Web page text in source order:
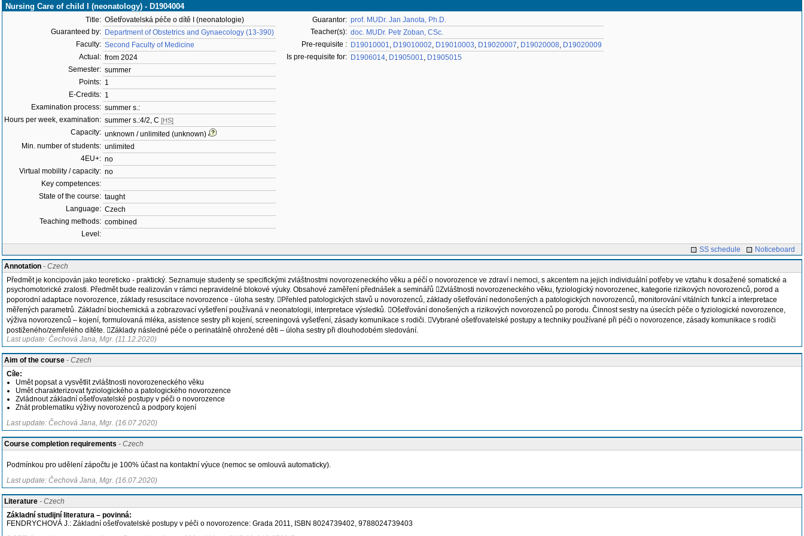
Nursing Care of child I (neonatology) - D1904004
Title: Ošetřovatelská péče o dítě I (neonatologie)
Guaranteed by: Department of Obstetrics and Gynaecology (13-390)
Faculty: Second Faculty of Medicine
Actual: from 2024
Semester: summer
Points: 1
E-Credits: 1
Examination process: summer s.:
Hours per week, examination: summer s.:4/2, C [HS]
Capacity: unknown / unlimited (unknown)
Min. number of students: unlimited
4EU+: no
Virtual mobility / capacity: no
Key competences:
State of the course: taught
Language: Czech
Teaching methods: combined
Level:
Guarantor: prof. MUDr. Jan Janota, Ph.D.
Teacher(s): doc. MUDr. Petr Zoban, CSc.
Pre-requisite : D19010001, D19010002, D19010003, D19020007, D19020008, D19020009
Is pre-requisite for: D1906014, D1905001, D1905015
SS schedule
Noticeboard
Annotation - Czech
Předmět je koncipován jako teoreticko - praktický. Seznamuje studenty se specifickými zvláštnostmi novorozeneckého věku a péčí o novorozence ve zdraví i nemoci, s akcentem na jejich individuální potřeby ve vztahu k dosažené somatické a
psychomotorické zralosti. Předmět bude realizován v rámci nepravidelné blokové výuky. Obsahové zaměření přednášek a seminářů Zvláštnosti novorozeneckého věku, fyziologický novorozenec, kategorie rizikových novorozenců, porod a
poporodní adaptace novorozence, základy resuscitace novorozence - úloha sestry. Přehled patologických stavů u novorozenců, základy ošetřování nedonošených a patologických novorozenců, monitorování vitálních funkcí a interpretace
měřených parametrů. Základní biochemická a zobrazovací vyšetření používaná v neonatologii, interpretace výsledků. Ošetřování donošených a rizikových novorozenců po porodu. Činnost sestry na úsecích péče o fyziologické novorozence,
výživa novorozenců – kojení, formulovaná mléka, asistence sestry při kojení, screeningová vyšetření, zásady komunikace s rodiči. Vybrané ošetřovatelské postupy a techniky používané při péči o novorozence, zásady komunikace s rodiči
postiženého/zemřelého dítěte. Základy následné péče o perinatálně ohrožené děti – úloha sestry při dlouhodobém sledování.
Last update: Čechová Jana, Mgr. (11.12.2020)
Aim of the course - Czech
Cíle:
Umět popsat a vysvětlit zvláštnosti novorozeneckého věku
Umět charakterizovat fyziologického a patologického novorozence
Zvládnout základní ošetřovatelské postupy v péči o novorozence
Znát problematiku výživy novorozenců a podpory kojení
Last update: Čechová Jana, Mgr. (16.07.2020)
Course completion requirements - Czech
Podmínkou pro udělení zápočtu je 100% účast na kontaktní výuce (nemoc se omlouvá automaticky).
Last update: Čechová Jana, Mgr. (16.07.2020)
Literature - Czech
Základní studijní literatura – povinná:
FENDRYCHOVÁ J.: Základní ošetřovatelské postupy v péči o novorozence: Grada 2011, ISBN 8024739402, 9788024739403